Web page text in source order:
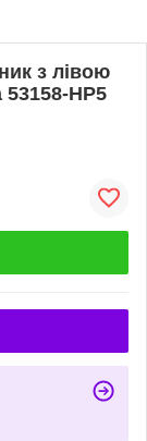
з лівою
HP5